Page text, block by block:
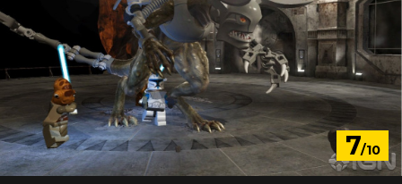
7/10